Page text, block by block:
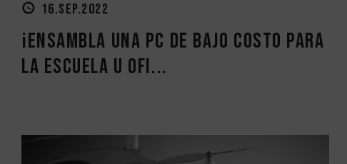
16.SEP.2022
¡Ensambla una PC de bajo costo para
la escuela u ofi...